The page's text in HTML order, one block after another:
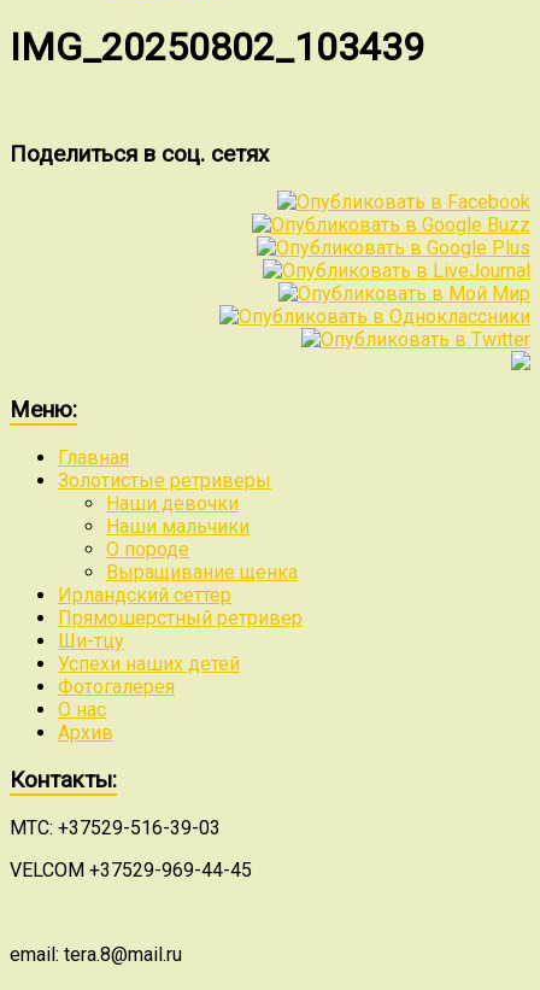
IMG_20250802_103439
Поделиться в соц. сетях
Меню:
Главная
Золотистые ретриверы
Наши девочки
Наши мальчики
О породе
Выращивание щенка
Ирландский сеттер
Прямошерстный ретривер
Ши-тцу
Успехи наших детей
Фотогалерея
О нас
Архив
Контакты:
МТС: +37529-516-39-03
VELCOM +37529-969-44-45
email: tera.8@mail.ru